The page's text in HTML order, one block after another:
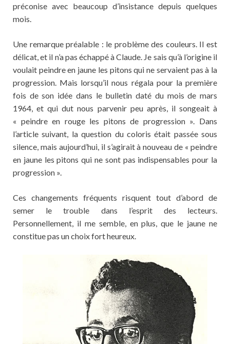
préconise avec beaucoup d’insistance depuis quelques
mois.
Une remarque préalable : le problème des couleurs. Il est
délicat, et il n’a pas échappé à Claude. Je sais qu’à l’origine il
voulait peindre en jaune les pitons qui ne servaient pas à la
progression. Mais lorsqu’il nous régala pour la première
fois de son idée dans le bulletin daté du mois de mars
1964, et qui dut nous parvenir peu après, il songeait à
« peindre en rouge les pitons de progression ». Dans
l’article suivant, la question du coloris était passée sous
silence, mais aujourd’hui, il s’agirait à nouveau de « peindre
en jaune les pitons qui ne sont pas indispensables pour la
progression ».
Ces changements fréquents risquent tout d’abord de
semer le trouble dans l’esprit des lecteurs.
Personnellement, il me semble, en plus, que le jaune ne
constitue pas un choix fort heureux.